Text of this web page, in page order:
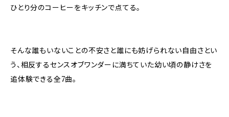
ひとり分のコーヒーをキッチンで点てる。
そんな誰もいないことの不安さと誰にも妨げられない自由さとい
う、相反するセンスオブワンダーに満ちていた幼い頃の静けさを
追体験できる全7曲。